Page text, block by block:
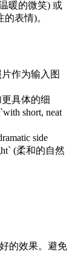
暖的微笑) 或
的表情)。
作为输入图
具体的细
short, neat
side
(柔和的自然
的效果。避免